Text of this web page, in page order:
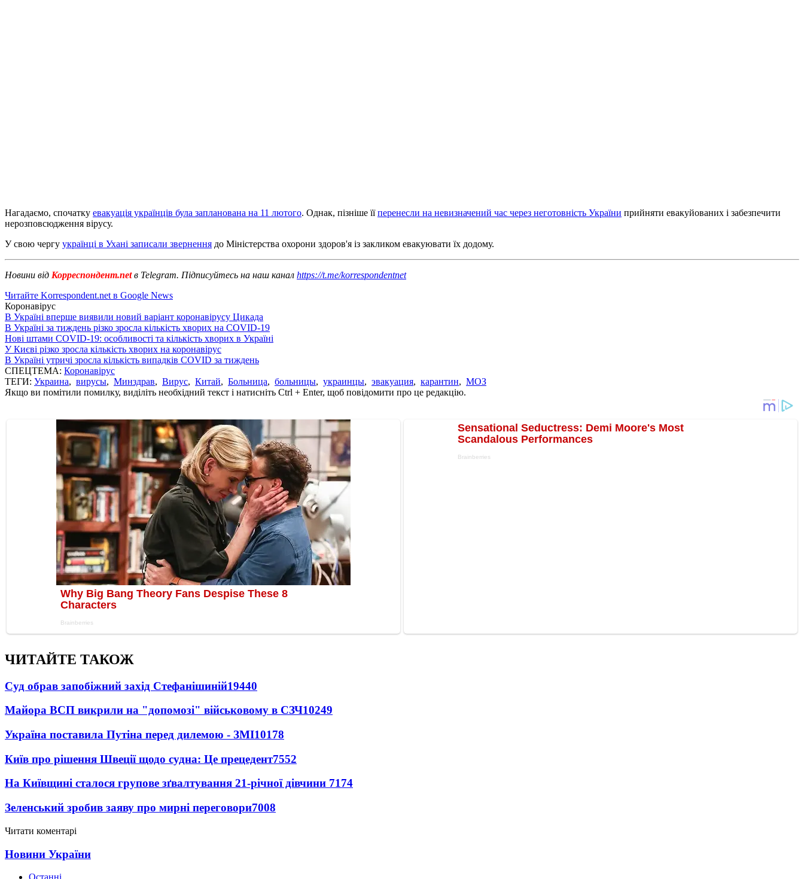
Нагадаємо, спочатку евакуація українців була запланована на 11 лютого. Однак, пізніше їїперенесли на невизначений час через неготовність України прийняти евакуйованих і забезпечити
нерозповсюдження вірусу.
У свою чергу українці в Ухані записали звернення до Міністерства охорони здоров'я із закликом евакуювати їх додому.
Новини від Корреспондент.netв Telegram. Підписуйтесь на наш канал https://t.me/korrespondentnet
Читайте Korrespondent.net в Google News
Коронавірус
В Україні вперше виявили новий варіант коронавірусу Цикада
В Україні за тиждень різко зросла кількість хворих на COVID-19
Нові штами COVID-19: особливості та кількість хворих в Україні
У Києві різко зросла кількість хворих на коронавірус
В Україні утричі зросла кількість випадків COVID за тиждень
СПЕЦТЕМА: Коронавірус
ТЕГИ: Украина, вирусы, Минздрав, Вирус, Китай, Больница, больницы, украинцы, эвакуация, карантин, МОЗ
Якщо ви помітили помилку, виділіть необхідний текст і натисніть Ctrl + Enter, щоб повідомити про це редакцію.
ЧИТАЙТЕ ТАКОЖ
Суд обрав запобіжний захід Стефанішиній19440
Майора ВСП викрили на "допомозі" військовому в СЗЧ10249
Україна поставила Путіна перед дилемою - ЗМІ10178
Київ про рішення Швеції щодо судна: Це прецедент7552
На Київщині сталося групове зґвалтування 21-річної дівчини 7174
Зеленський зробив заяву про мирні переговори7008
Читати коментарі
Новини України